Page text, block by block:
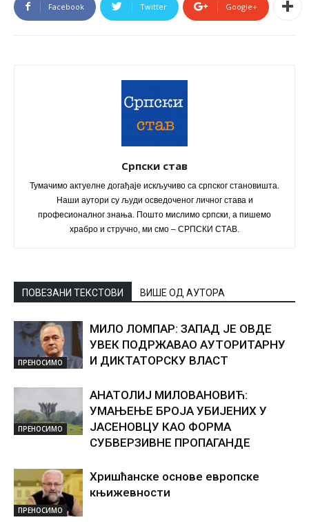
Facebook Twitter Google+
Српски став
Тумачимо актуелне догађаје искључиво са српског становишта.
Наши аутори су људи осведоченог личног става и
професионалног знања. Пошто мислимо српски, а пишемо
храбро и стручно, ми смо – СРПСКИ СТАВ.
ПОВЕЗАНИ ТЕКСТОВИ ВИШЕ ОД АУТОРА
ПРЕНОСИМО
МИЛО ЛОМПАР: ЗАПАД ЈЕ ОВДЕ
УВЕК ПОДРЖАВАО АУТОРИТАРНУ
И ДИКТАТОРСКУ ВЛАСТ
ПРЕНОСИМО
АНАТОЛИЈ МИЛОВАНОВИЋ:
УМАЊЕЊЕ БРОЈА УБИЈЕНИХ У
ЈАСЕНОВЦУ КАО ФОРМА
СУБВЕРЗИВНЕ ПРОПАГАНДЕ
ПРЕНОСИМО
Хришћанске основе европске
књижевности